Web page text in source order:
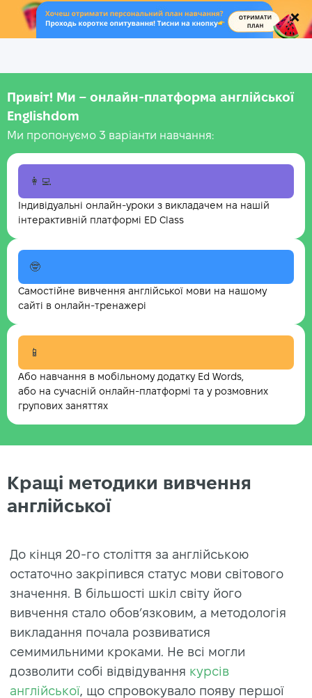
.
Привіт! Ми – онлайн-платформа англійської
Englishdom
Ми пропонуємо 3 варіанти навчання:
👩‍💻
Індивідуальні онлайн-уроки з викладачем на нашій
інтерактивній платформі ED Class
🤓
Самостійне вивчення англійської мови на нашому
сайті в онлайн-тренажері
📱
Або навчання в мобільному додатку Ed Words,
або на сучасній онлайн-платформі та у розмовних
групових заняттях
Кращі методики вивчення
англійської
До кінця 20-го століття за англійською
остаточно закріпився статус мови світового
значення. В більшості шкіл світу його
вивчення стало обов’язковим, а методологія
викладання почала розвиватися
семимильними кроками. Не всі могли
дозволити собі відвідування курсів
англійської, що спровокувало появу першої